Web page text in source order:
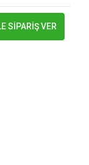
SİPARİŞ VER